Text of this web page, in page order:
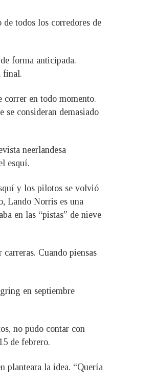
todos los corredores de
forma anticipada.
final.
correr en todo momento.
se consideran demasiado
neerlandesa
esquí.
y los pilotos se volvió
Lando Norris es una
en las “pistas” de nieve
Cuando piensas
en septiembre
no pudo contar con
de febrero.
planteara la idea. “Quería